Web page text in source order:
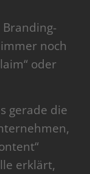
noch
oder
gerade die
erklärt,